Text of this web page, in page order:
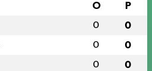
O P
0 0
0 0
0 0